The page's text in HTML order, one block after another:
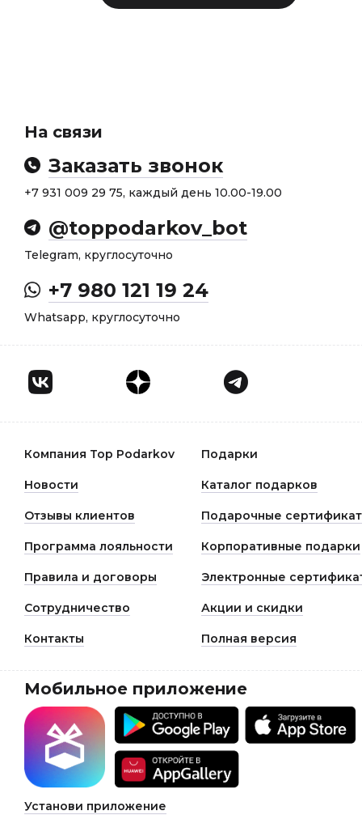
На связи
Заказать звонок
+7 931 009 29 75, каждый день 10.00-19.00
@toppodarkov_bot
Telegram, круглосуточно
+7 980 121 19 24
Whatsapp, круглосуточно
Компания Top Podarkov Подарки
Новости Каталог подарков
Отзывы клиентов Подарочные
Программа лояльности Корпоративные подарки
Правила и договоры Электронные
Сотрудничество Акции и скидки
Контакты Полная версия
Мобильное приложение
Установи приложение